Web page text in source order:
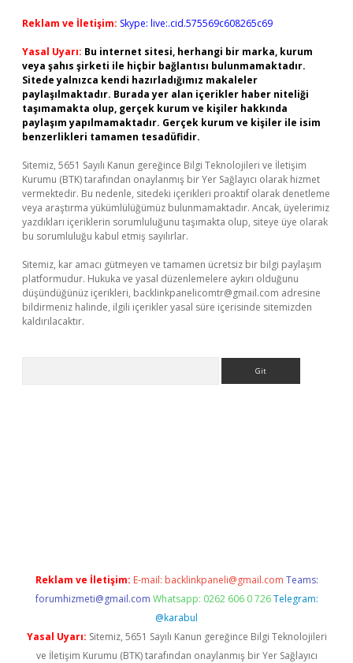
Reklam ve İletişim: Skype: live:.cid.575569c608265c69
Yasal Uyarı: Bu internet sitesi, herhangi bir marka, kurum
veya şahıs şirketi ile hiçbir bağlantısı bulunmamaktadır.
Sitede yalnızca kendi hazırladığımız makaleler
paylaşılmaktadır. Burada yer alan içerikler haber niteliği
taşımamakta olup, gerçek kurum ve kişiler hakkında
paylaşım yapılmamaktadır. Gerçek kurum ve kişiler ile isim
benzerlikleri tamamen tesadüfidir.
Sitemiz, 5651 Sayılı Kanun gereğince Bilgi Teknolojileri ve İletişim
Kurumu (BTK) tarafından onaylanmış bir Yer Sağlayıcı olarak hizmet
vermektedir. Bu nedenle, sitedeki içerikleri proaktif olarak denetleme
veya araştırma yükümlülüğümüz bulunmamaktadır. Ancak, üyelerimiz
yazdıkları içeriklerin sorumluluğunu taşımakta olup, siteye üye olarak
bu sorumluluğu kabul etmiş sayılırlar.
Sitemiz, kar amacı gütmeyen ve tamamen ücretsiz bir bilgi paylaşım
platformudur. Hukuka ve yasal düzenlemelere aykırı olduğunu
düşündüğünüz içerikleri, backlinkpanelicomtr@gmail.com adresine
bildirmeniz halinde, ilgili içerikler yasal süre içerisinde sitemizden
kaldırılacaktır.
Reklam ve İletişim: E-mail: backlinkpaneli@gmail.com Teams:
forumhizmeti@gmail.com Whatsapp: 0262 606 0 726 Telegram:
@karabul
Yasal Uyarı: Sitemiz, 5651 Sayılı Kanun gereğince Bilgi Teknolojileri
ve İletişim Kurumu (BTK) tarafından onaylanmış bir Yer Sağlayıcı